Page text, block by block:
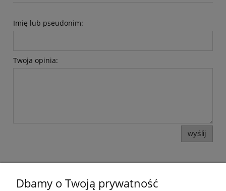
Imię lub pseudonim:
Twoja opinia:
wyślij
Dbamy o Twoją prywatność